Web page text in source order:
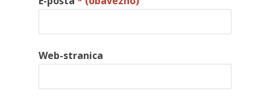
Web-stranica